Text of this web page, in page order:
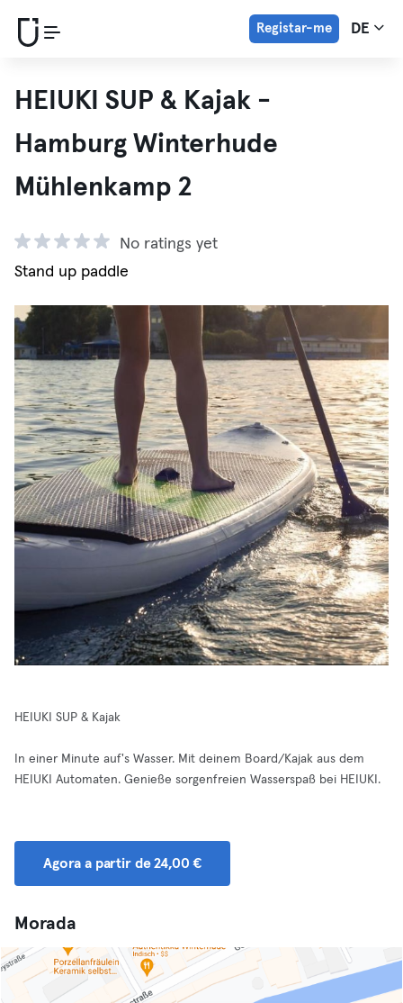
Registar-me DE
HEIUKI SUP & Kajak -
Hamburg Winterhude
Mühlenkamp 2
No ratings yet
Stand up paddle
HEIUKI SUP & Kajak
In einer Minute auf's Wasser. Mit deinem Board/Kajak aus dem
HEIUKI Automaten. Genieße sorgenfreien Wasserspaß bei HEIUKI.
Agora a partir de 24,00 €
Morada